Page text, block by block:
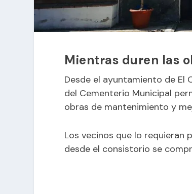
Mientras duren las
Desde el ayuntamiento de El
del Cementerio Municipal
obras de mantenimiento y
Los vecinos que lo requieran
desde el consistorio se